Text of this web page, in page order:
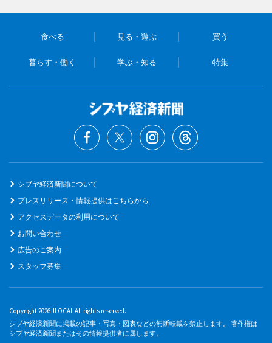
食べる 見る・遊ぶ 買う
暮らす・働く 学ぶ・知る 特集
シブヤ経済新聞について
プレスリリース・情報提供はこちらから
アクセスデータの利用について
お問い合わせ
広告のご案内
スタッフ募集
Copyright 2026 JLOCAL All rights reserved.
シブヤ経済新聞に掲載の記事・写真・図表などの無断転載を禁止します。 著作権は
シブヤ経済新聞またはその情報提供者に属します。